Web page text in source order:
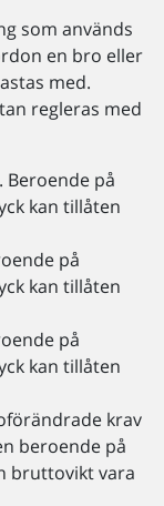
som används
en bro eller
med.
regleras med
på
kan tillåten
på
kan tillåten
på
kan tillåten
krav
beroende på
bruttovikt vara